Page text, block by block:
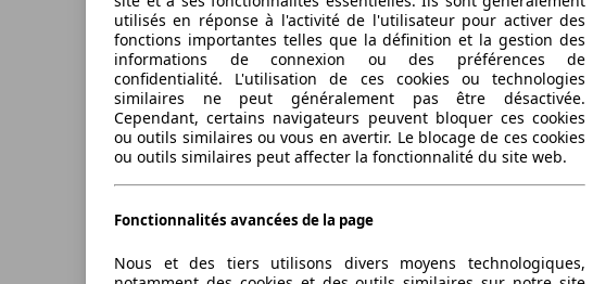
utilisés en réponse à l'activité de l'utilisateur pour activer des
fonctions importantes telles que la définition et la gestion des
informations de connexion ou des préférences de
confidentialité. L'utilisation de ces cookies ou technologies
similaires ne peut généralement pas être désactivée.
Cependant, certains navigateurs peuvent bloquer ces cookies
ou outils similaires ou vous en avertir. Le blocage de ces cookies
ou outils similaires peut affecter la fonctionnalité du site web.
Fonctionnalités avancées de la page
Nous et des tiers utilisons divers moyens technologiques,